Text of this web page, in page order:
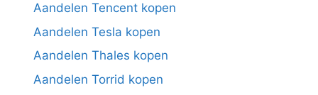
Aandelen Tencent kopen
Aandelen Tesla kopen
Aandelen Thales kopen
Aandelen Torrid kopen